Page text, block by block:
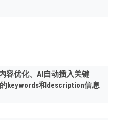
容优化、AI自动插入关键
keywords和description信息